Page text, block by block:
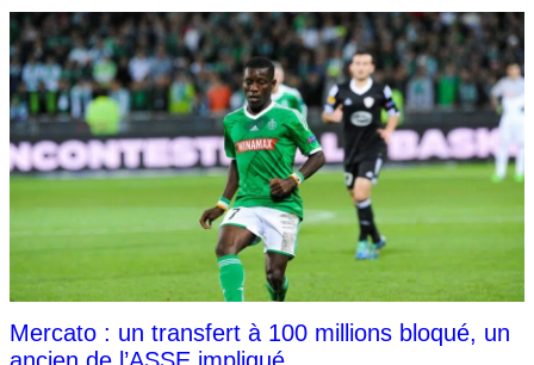
Mercato : un transfert à 100 millions bloqué, un